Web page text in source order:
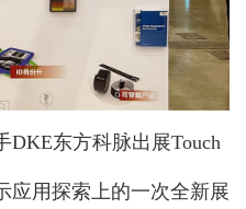
东方科脉出展Touch
应用探索上的一次全新展